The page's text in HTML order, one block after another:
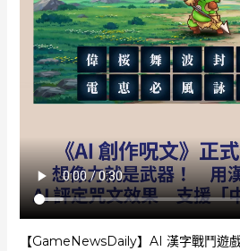
【GameNewsDaily】AI 漢字戰鬥遊